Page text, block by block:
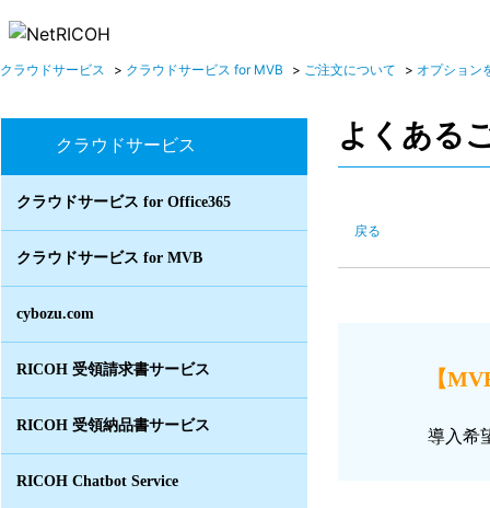
クラウドサービス > クラウドサービス for MVB > ご注文について > オプション
クラウドサービス
クラウドサービス for Office365
クラウドサービス for MVB
cybozu.com
RICOH 受領請求書サービス
RICOH 受領納品書サービス
RICOH Chatbot Service
よくある
戻る
【
導入希